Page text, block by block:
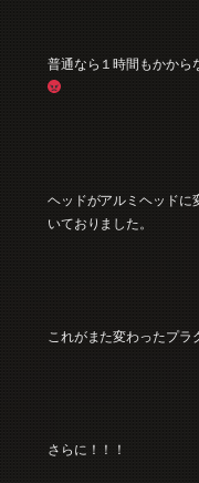
普通なら１時間もかから
ヘッドがアルミヘッドに
いておりました。
これがまた変わったプラ
さらに！！！